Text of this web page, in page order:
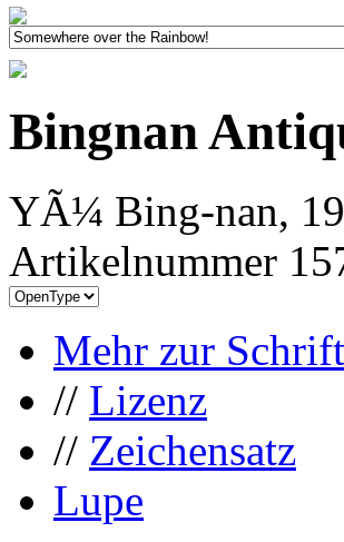
Bingnan
YÃ¼ Bing-nan,
Artikelnummer
Mehr zur Schrift
// Lizenz
// Zeichensatz
Lupe